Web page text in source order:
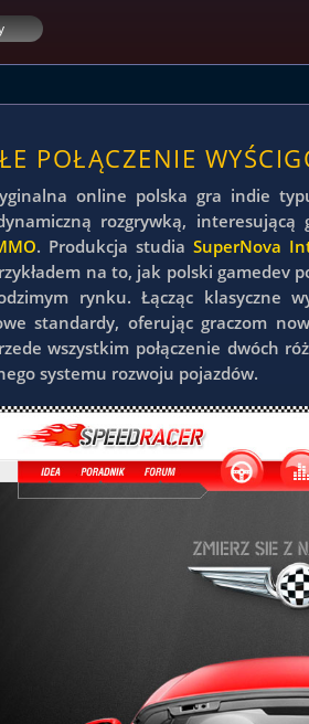
POŁĄCZENIE
online polska gra indie
rozgrywką,
. Produkcja studia SuperNova
na to, jak polski gamedev
rynku. Łącząc klasyczne
standardy, oferując graczom
wszystkim połączenie dwóch
systemu rozwoju pojazdów.